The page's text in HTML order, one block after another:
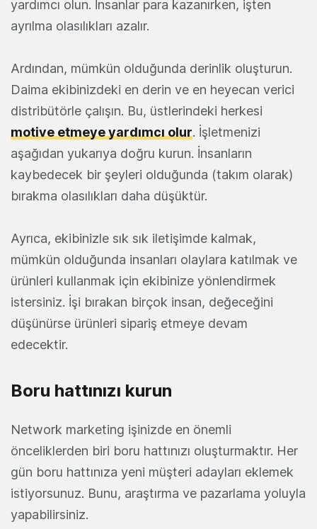
yardımcı olun. İnsanlar para kazanırken, işten
ayrılma olasılıkları azalır.
Ardından, mümkün olduğunda derinlik oluşturun.
Daima ekibinizdeki en derin ve en heyecan verici
distribütörle çalışın. Bu, üstlerindeki herkesi
motive etmeye yardımcı olur. İşletmenizi
aşağıdan yukarıya doğru kurun. İnsanların
kaybedecek bir şeyleri olduğunda (takım olarak)
bırakma olasılıkları daha düşüktür.
Ayrıca, ekibinizle sık sık iletişimde kalmak,
mümkün olduğunda insanları olaylara katılmak ve
ürünleri kullanmak için ekibinize yönlendirmek
istersiniz. İşi bırakan birçok insan, değeceğini
düşünürse ürünleri sipariş etmeye devam
edecektir.
Boru hattınızı kurun
Network marketing işinizde en önemli
önceliklerden biri boru hattınızı oluşturmaktır. Her
gün boru hattınıza yeni müşteri adayları eklemek
istiyorsunuz. Bunu, araştırma ve pazarlama yoluyla
yapabilirsiniz.